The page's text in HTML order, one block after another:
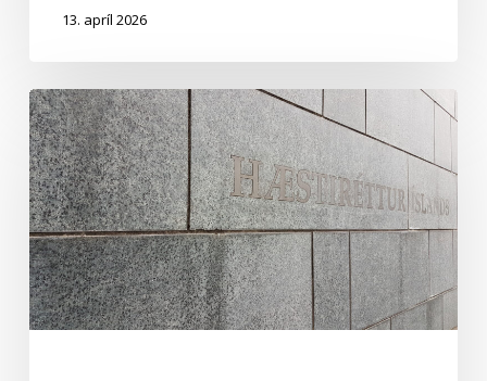
13. apríl 2026
ÖBÍ
greiðir
málskostnaðartryggingu
í
máli
Jakubs